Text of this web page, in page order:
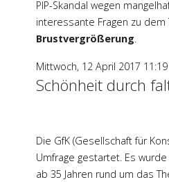
PIP-Skandal wegen
interessante Fragen zu
Brustvergrößerung.
Mittwoch, 12 April 2017 11:19
Schönheit durch
Die GfK (Gesellschaft für
Umfrage gestartet. Es
ab 35 Jahren rund um das